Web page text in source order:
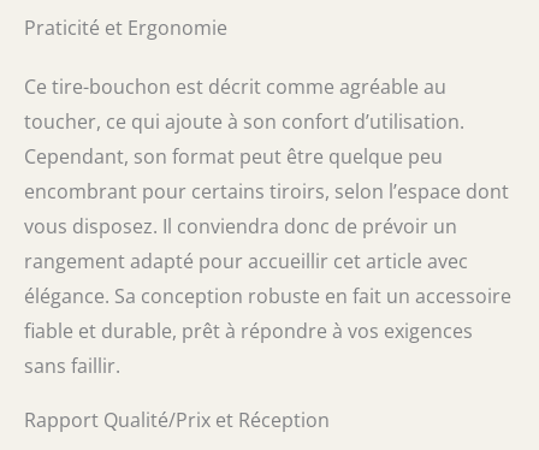
Praticité et Ergonomie
Ce tire-bouchon est décrit comme agréable au
toucher, ce qui ajoute à son confort d’utilisation.
Cependant, son format peut être quelque peu
encombrant pour certains tiroirs, selon l’espace dont
vous disposez. Il conviendra donc de prévoir un
rangement adapté pour accueillir cet article avec
élégance. Sa conception robuste en fait un accessoire
fiable et durable, prêt à répondre à vos exigences
sans faillir.
Rapport Qualité/Prix et Réception